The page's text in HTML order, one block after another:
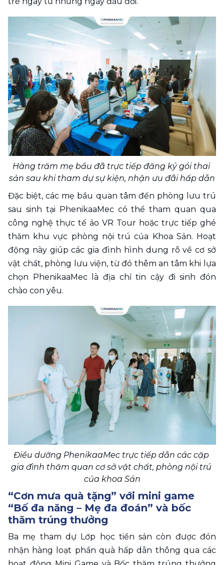
Hàng trăm mẹ bầu đã trực tiếp đăng ký gói thai
sản sau khi tham dự sự kiện, nhận ưu đãi hấp dẫn
Đặc biệt, các mẹ bầu quan tâm đến phòng lưu trú
sau sinh tại PhenikaaMec có thể tham quan qua
công nghệ thực tế ảo VR Tour hoặc trực tiếp ghé
thăm khu vực phòng nội trú của Khoa Sản. Hoạt
động này giúp các gia đình hình dung rõ về cơ sở
vật chất, phòng lưu viện, từ đó thêm an tâm khi lựa
chọn PhenikaaMec là địa chỉ tin cậy đi sinh đón
chào con yêu.
Điều dưỡng PhenikaaMec trực tiếp dẫn các cặp
gia đình thăm quan cơ sở vật chất, phòng nội trú
của khoa Sản
“Cơn mưa quà tặng” với mini game
“Bố đa năng – Mẹ đa đoán” và bốc
thăm trúng thưởng
Ba mẹ tham dự Lớp học tiền sản còn được đón
nhận hàng loạt phần quà hấp dẫn thông qua các